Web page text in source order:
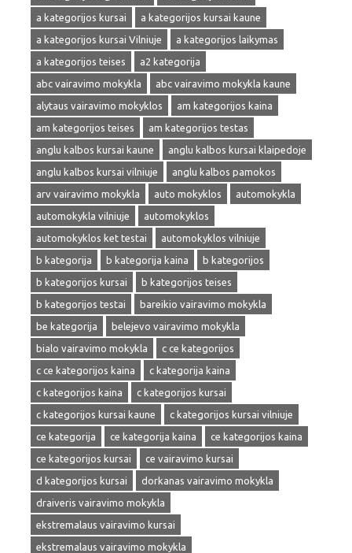
a kategorijos kursai
a kategorijos kursai kaune
a kategorijos kursai Vilniuje
a kategorijos laikymas
a kategorijos teises
a2 kategorija
abc vairavimo mokykla
abc vairavimo mokykla kaune
alytaus vairavimo mokyklos
am kategorijos kaina
am kategorijos teises
am kategorijos testas
anglu kalbos kursai kaune
anglu kalbos kursai klaipedoje
anglu kalbos kursai vilniuje
anglu kalbos pamokos
arv vairavimo mokykla
auto mokyklos
automokykla
automokykla vilniuje
automokyklos
automokyklos ket testai
automokyklos vilniuje
b kategorija
b kategorija kaina
b kategorijos
b kategorijos kursai
b kategorijos teises
b kategorijos testai
bareikio vairavimo mokykla
be kategorija
belejevo vairavimo mokykla
bialo vairavimo mokykla
c ce kategorijos
c ce kategorijos kaina
c kategorija kaina
c kategorijos kaina
c kategorijos kursai
c kategorijos kursai kaune
c kategorijos kursai vilniuje
ce kategorija
ce kategorija kaina
ce kategorijos kaina
ce kategorijos kursai
ce vairavimo kursai
d kategorijos kursai
dorkanas vairavimo mokykla
draiveris vairavimo mokykla
ekstremalaus vairavimo kursai
ekstremalaus vairavimo mokykla